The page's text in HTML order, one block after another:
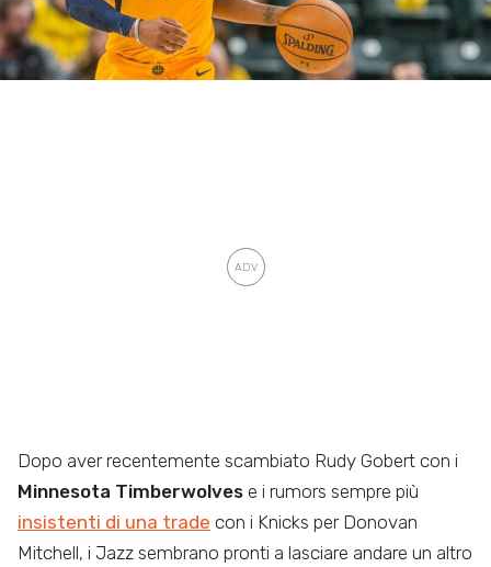
Dopo aver recentemente scambiato Rudy Gobert con i
Minnesota Timberwolves e i rumors sempre più
insistenti di una trade con i Knicks per Donovan
Mitchell, i Jazz sembrano pronti a lasciare andare un altro